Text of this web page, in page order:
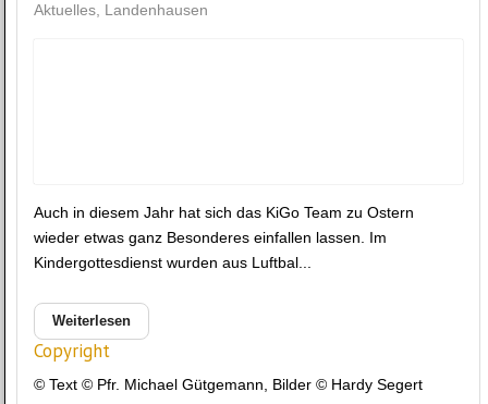
Aktuelles Landenhausen
Auch in diesem Jahr hat sich das KiGo Team zu Ostern
wieder etwas ganz Besonderes einfallen lassen. Im
Kindergottesdienst wurden aus Luftbal...
Weiterlesen
Copyright
© Text © Pfr. Michael Gütgemann, Bilder © Hardy Segert